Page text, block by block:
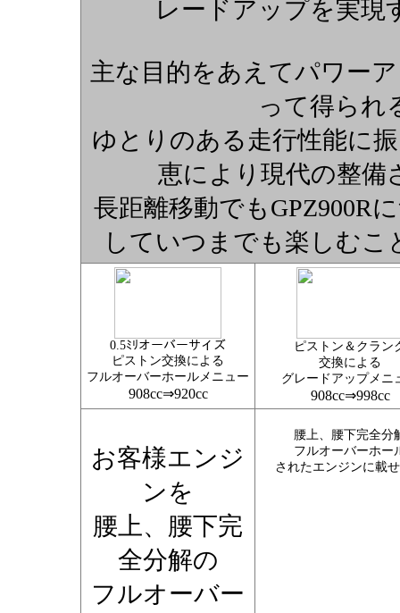
レードアップを実現
主な目的をあえてパワー
って得られ
ゆとりのある走行性能に
恵により現代の整備
長距離移動でもGPZ900R
していつまでも楽しむ
0.5ﾐﾘオーバーサイズ
ピストン交換による
フルオーバーホールメニュー
908cc⇒920cc
ピストン＆クラン
交換による
グレードアップメニ
908cc⇒998cc
お客様エンジ
ンを
腰上、腰下完
全分解の
フルオーバー
腰上、腰下完全分
フルオーバーホー
されたエンジンに載